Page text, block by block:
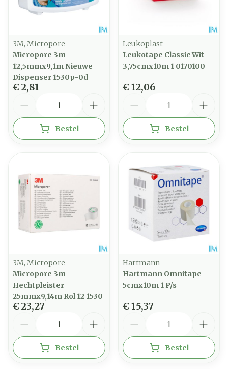
3M, Micropore
Micropore 3m
12,5mmx9,1m Nieuwe
Dispenser 1530p-0d
€ 2,81
Bestel
Leukoplast
Leukotape Classic Wit
3,75cmx10m 1 0170100
€ 12,06
Bestel
3M, Micropore
Micropore 3m
Hechtpleister
25mmx9,14m Rol 12 1530
€ 23,27
Bestel
Hartmann
Hartmann Omnitape
5cmx10m 1 P/s
€ 15,37
Bestel